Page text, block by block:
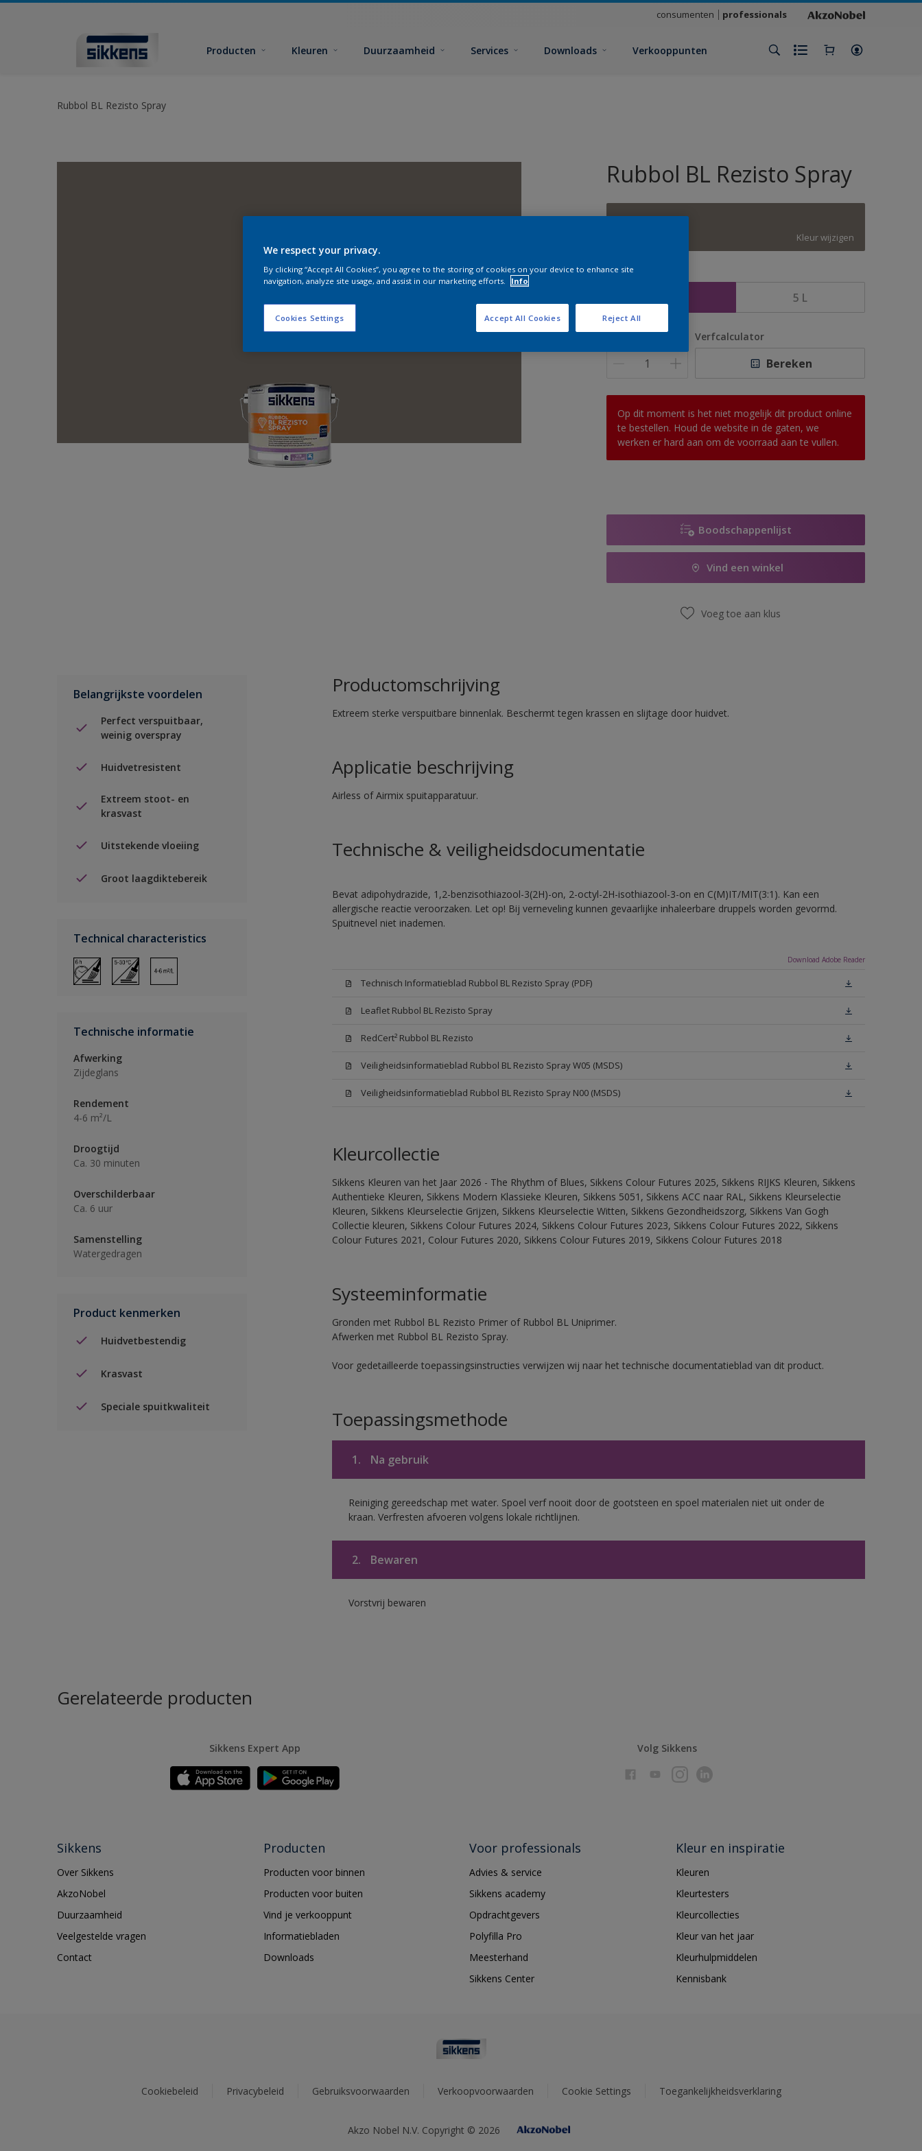
consumenten professionals
Producten Kleuren Duurzaamheid Services Downloads Verkooppunten
Rubbol BL Rezisto Spray
Rubbol BL Rezisto Spray
Kleur wijzigen
Grootte
5 L
Aantal Verfcalculator
Bereken
Op dit moment is het niet mogelijk dit product online
te bestellen. Houd de website in de gaten, we
werken er hard aan om de voorraad aan te vullen.
Boodschappenlijst
Vind een winkel
Voeg toe aan klus
Belangrijkste voordelen
Perfect verspuitbaar,
weinig overspray
Huidvetresistent
Extreem stoot- en
krasvast
Uitstekende vloeiing
Groot laagdiktebereik
Technical characteristics
Technische informatie
Afwerking
Zijdeglans
Rendement
4-6 m²/L
Droogtijd
Ca. 30 minuten
Overschilderbaar
Ca. 6 uur
Samenstelling
Watergedragen
Product kenmerken
Huidvetbestendig
Krasvast
Speciale spuitkwaliteit
Productomschrijving
Extreem sterke verspuitbare binnenlak. Beschermt tegen krassen en slijtage door huidvet.
Applicatie beschrijving
Airless of Airmix spuitapparatuur.
Technische & veiligheidsdocumentatie
Bevat adipohydrazide, 1,2-benzisothiazool-3(2H)-on, 2-octyl-2H-isothiazool-3-on en C(M)IT/MIT(3:1). Kan een
allergische reactie veroorzaken. Let op! Bij verneveling kunnen gevaarlijke inhaleerbare druppels worden gevormd.
Spuitnevel niet inademen.
Download Adobe Reader
Technisch Informatieblad Rubbol BL Rezisto Spray (PDF)
Leaflet Rubbol BL Rezisto Spray
RedCert² Rubbol BL Rezisto
Veiligheidsinformatieblad Rubbol BL Rezisto Spray W05 (MSDS)
Veiligheidsinformatieblad Rubbol BL Rezisto Spray N00 (MSDS)
Kleurcollectie
Sikkens Kleuren van het Jaar 2026 - The Rhythm of Blues, Sikkens Colour Futures 2025, Sikkens RIJKS Kleuren, Sikkens
Authentieke Kleuren, Sikkens Modern Klassieke Kleuren, Sikkens 5051, Sikkens ACC naar RAL, Sikkens Kleurselectie
Kleuren, Sikkens Kleurselectie Grijzen, Sikkens Kleurselectie Witten, Sikkens Gezondheidszorg, Sikkens Van Gogh
Collectie kleuren, Sikkens Colour Futures 2024, Sikkens Colour Futures 2023, Sikkens Colour Futures 2022, Sikkens
Colour Futures 2021, Colour Futures 2020, Sikkens Colour Futures 2019, Sikkens Colour Futures 2018
Systeeminformatie
Gronden met Rubbol BL Rezisto Primer of Rubbol BL Uniprimer.
Afwerken met Rubbol BL Rezisto Spray.
Voor gedetailleerde toepassingsinstructies verwijzen wij naar het technische documentatieblad van dit product.
Toepassingsmethode
1. Na gebruik
Reiniging gereedschap met water. Spoel verf nooit door de gootsteen en spoel materialen niet uit onder de
kraan. Verfresten afvoeren volgens lokale richtlijnen.
2. Bewaren
Vorstvrij bewaren
Gerelateerde producten
Sikkens Expert App Volg Sikkens
Sikkens
Over Sikkens
AkzoNobel
Duurzaamheid
Veelgestelde vragen
Contact
Producten
Producten voor binnen
Producten voor buiten
Vind je verkooppunt
Informatiebladen
Downloads
Voor professionals
Advies & service
Sikkens academy
Opdrachtgevers
Polyfilla Pro
Meesterhand
Sikkens Center
Kleur en inspiratie
Kleuren
Kleurtesters
Kleurcollecties
Kleur van het jaar
Kleurhulpmiddelen
Kennisbank
Cookiebeleid Privacybeleid Gebruiksvoorwaarden Verkoopvoorwaarden Cookie Settings Toegankelijkheidsverklaring
Akzo Nobel N.V. Copyright © 2026
We respect your privacy.
By clicking “Accept All Cookies”, you agree to the storing of cookies on your device to enhance site
navigation, analyze site usage, and assist in our marketing efforts.
Info
Cookies Settings Reject All
Accept All Cookies